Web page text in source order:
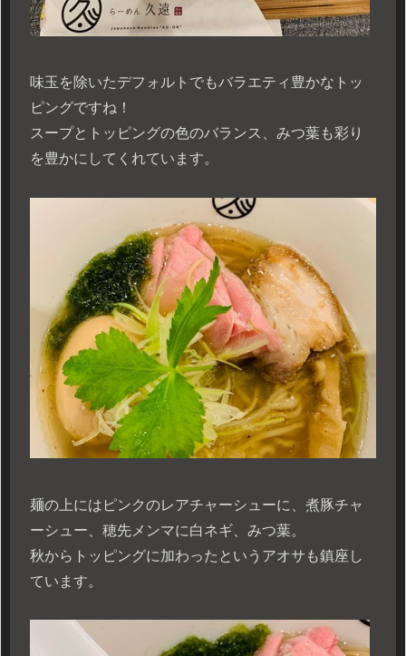
味玉を除いたデフォルトでもバラエティ豊かなトッ
ピングですね！
スープとトッピングの色のバランス、みつ葉も彩り
を豊かにしてくれています。
麺の上にはピンクのレアチャーシューに、煮豚チャ
ーシュー、穂先メンマに白ネギ、みつ葉。
秋からトッピングに加わったというアオサも鎮座し
ています。